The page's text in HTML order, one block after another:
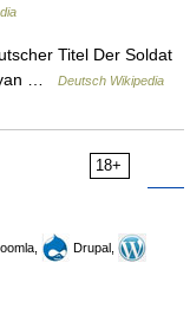
Titel Der Soldat
…
Deutsch Wikipedia
18+
Drupal,